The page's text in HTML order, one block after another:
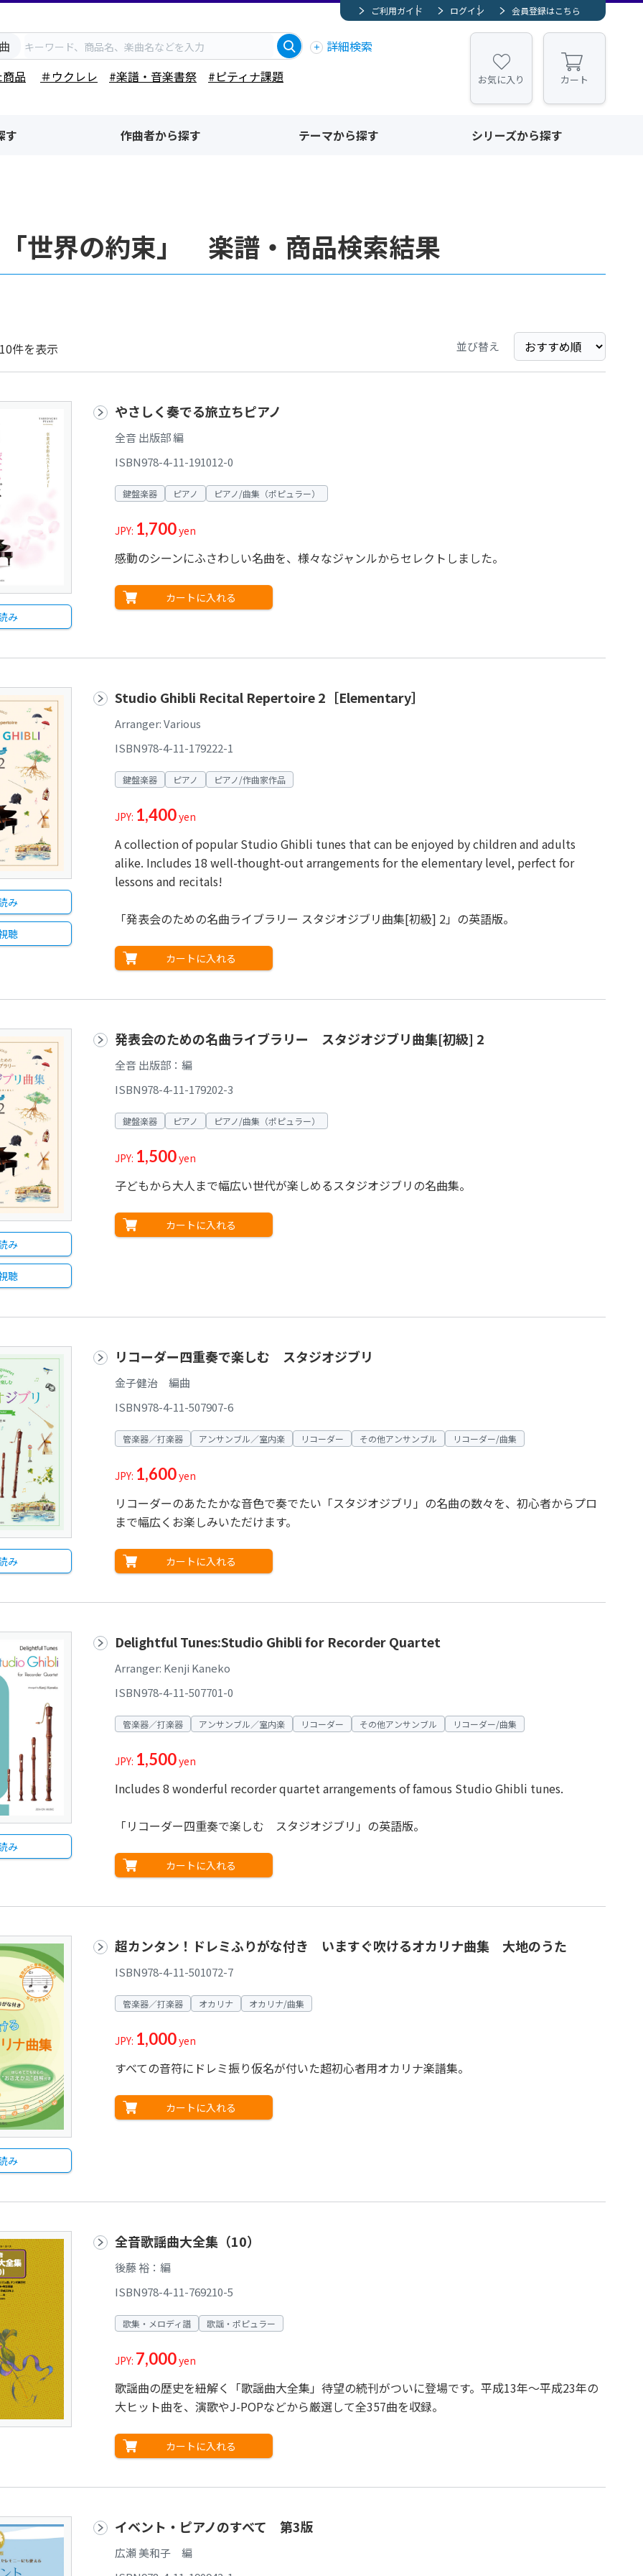
ご利用ガイド ログイン 会員登録はこちら
詳細検索
品
＃ウクレレ #楽譜・音楽書祭 #ピティナ課題 お気に入り カート
す 作曲者から探す テーマから探す シリーズから探す
世界の約束」 楽譜・商品検索結果
件を表示 並び替え
み
やさしく奏でる旅立ちピアノ
全音 出版部 編
ISBN978-4-11-191012-0
鍵盤楽器 ピアノ ピアノ/曲集（ポピュラー）
JPY: 1,700yen
感動のシーンにふさわしい名曲を、様々なジャンルからセレクトしました。
カートに入れる
み
聴
Studio Ghibli Recital Repertoire 2［Elementary］
Arranger: Various
ISBN978-4-11-179222-1
鍵盤楽器 ピアノ ピアノ/作曲家作品
JPY: 1,400yen
A collection of popular Studio Ghibli tunes that can be enjoyed by children and adults
alike. Includes 18 well-thought-out arrangements for the elementary level, perfect for
lessons and recitals!
「発表会のための名曲ライブラリー スタジオジブリ曲集[初級] 2」の英語版。
カートに入れる
み
聴
発表会のための名曲ライブラリー スタジオジブリ曲集[初級] 2
全音 出版部：編
ISBN978-4-11-179202-3
鍵盤楽器 ピアノ ピアノ/曲集（ポピュラー）
JPY: 1,500yen
子どもから大人まで幅広い世代が楽しめるスタジオジブリの名曲集。
カートに入れる
み
リコーダー四重奏で楽しむ スタジオジブリ
金子健治 編曲
ISBN978-4-11-507907-6
管楽器／打楽器 アンサンブル／室内楽 リコーダー その他アンサンブル リコーダー/曲集
JPY: 1,600yen
リコーダーのあたたかな音色で奏でたい「スタジオジブリ」の名曲の数々を、初心者からプロ
まで幅広くお楽しみいただけます。
カートに入れる
み
Delightful Tunes:Studio Ghibli for Recorder Quartet
Arranger: Kenji Kaneko
ISBN978-4-11-507701-0
管楽器／打楽器 アンサンブル／室内楽 リコーダー その他アンサンブル リコーダー/曲集
JPY: 1,500yen
Includes 8 wonderful recorder quartet arrangements of famous Studio Ghibli tunes.
「リコーダー四重奏で楽しむ スタジオジブリ」の英語版。
カートに入れる
み
超カンタン！ドレミふりがな付き いますぐ吹けるオカリナ曲集 大地のうた
ISBN978-4-11-501072-7
管楽器／打楽器 オカリナ オカリナ/曲集
JPY: 1,000yen
すべての音符にドレミ振り仮名が付いた超初心者用オカリナ楽譜集。
カートに入れる
全音歌謡曲大全集（10）
後藤 裕：編
ISBN978-4-11-769210-5
歌集・メロディ譜 歌謡・ポピュラー
JPY: 7,000yen
歌謡曲の歴史を紐解く「歌謡曲大全集」待望の続刊がついに登場です。平成13年～平成23年の
大ヒット曲を、演歌やJ-POPなどから厳選して全357曲を収録。
カートに入れる
イベント・ピアノのすべて 第3版
広瀬 美和子 編